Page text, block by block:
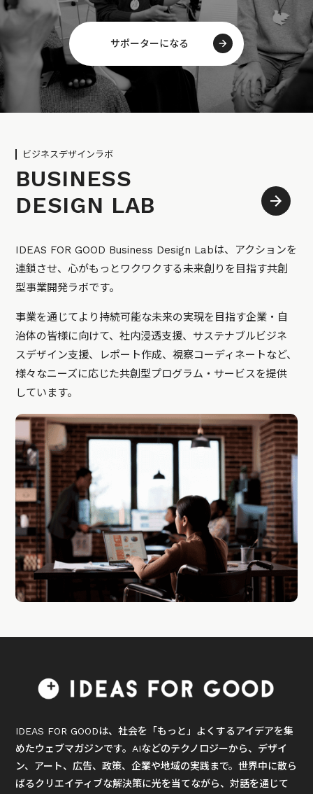
サポーターになる
ビジネスデザインラボ
BUSINESS
DESIGN LAB
IDEAS FOR GOOD Business Design Labは、アクションを
連鎖させ、心がもっとワクワクする未来創りを目指す共創
型事業開発ラボです。
事業を通じてより持続可能な未来の実現を目指す企業・自
治体の皆様に向けて、社内浸透支援、サステナブルビジネ
スデザイン支援、レポート作成、視察コーディネートなど、
様々なニーズに応じた共創型プログラム・サービスを提供
しています。
IDEAS FOR GOODは、社会を「もっと」よくするアイデアを集
めたウェブマガジンです。AIなどのテクノロジーから、デザイ
ン、アート、広告、政策、企業や地域の実践まで。世界中に散ら
ばるクリエイティブな解決策に光を当てながら、対話を通じて